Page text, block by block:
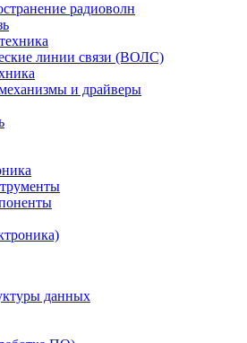
радиоволн
линии связи (ВОЛС)
и драйверы
данных